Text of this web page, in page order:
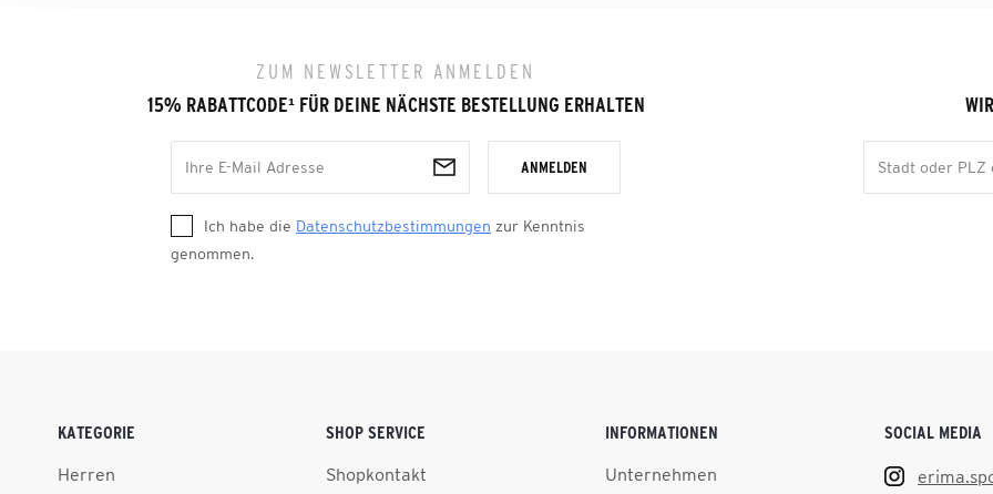
ZUM NEWSLETTER ANMELDEN
15% RABATTCODE¹FÜR DEINE NÄCHSTE BESTELLUNG ERHALTEN
ANMELDEN
Ich habe die Datenschutzbestimmungen zur Kenntnis
genommen.
KATEGORIE
Herren
SHOP SERVICE
Shopkontakt
INFORMATIONEN
Unternehmen
SOCIAL MEDIA